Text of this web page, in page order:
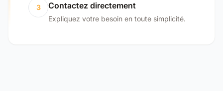
3 Contactez directement
Expliquez votre besoin en toute simplicité.